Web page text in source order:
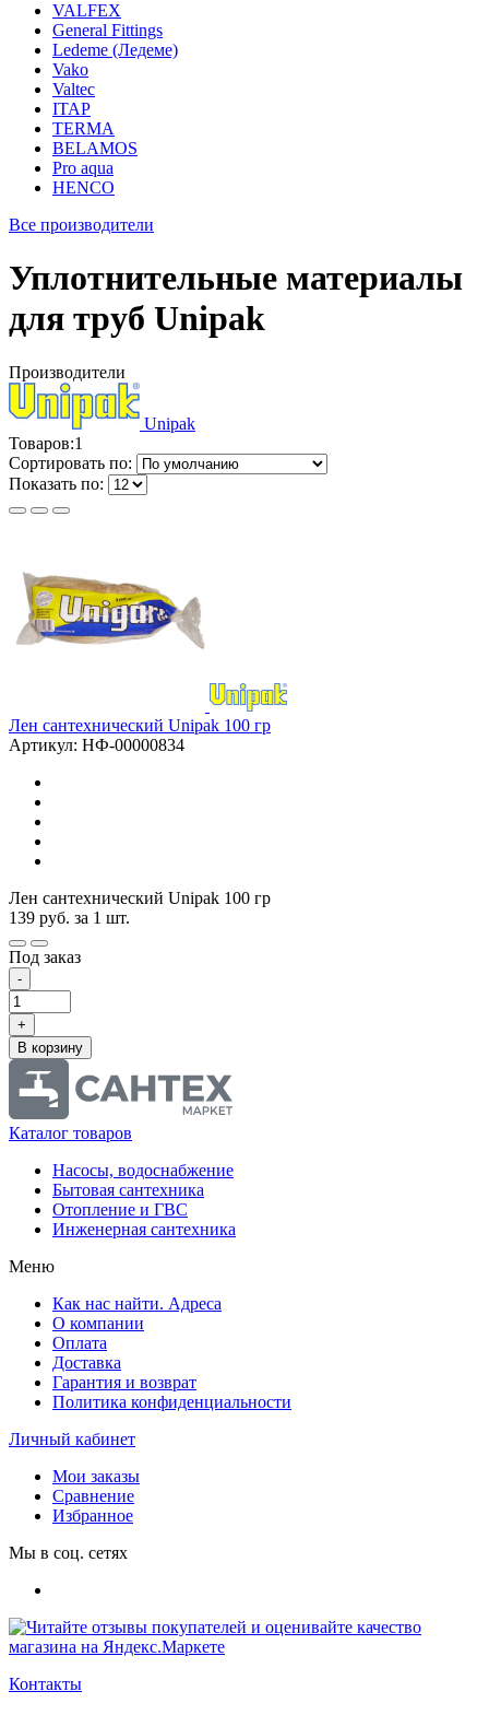
VALFEX
General Fittings
Ledeme (Ледеме)
Vako
Valtec
ITAP
TERMA
BELAMOS
Pro aqua
HENCO
Все производители
Уплотнительные материалы
для труб Unipak
Производители
Unipak
Товаров:1
Сортировать по:
Показать по:
Лен сантехнический Unipak 100 гр
Артикул: НФ-00000834
Лен сантехнический Unipak 100 гр
139 руб. за 1 шт.
Под заказ
-
+
В корзину
Каталог товаров
Насосы, водоснабжение
Бытовая сантехника
Отопление и ГВС
Инженерная сантехника
Меню
Как нас найти. Адреса
О компании
Оплата
Доставка
Гарантия и возврат
Политика конфиденциальности
Личный кабинет
Мои заказы
Сравнение
Избранное
Мы в соц. сетях
Контакты